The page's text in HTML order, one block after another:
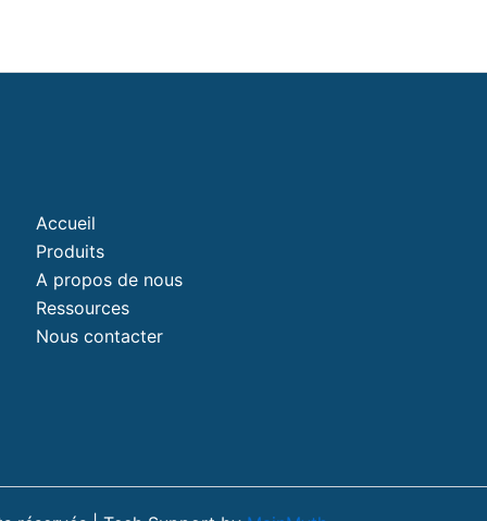
Accueil
Produits
A propos de nous
Ressources
Nous contacter